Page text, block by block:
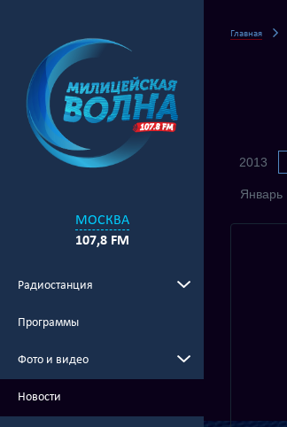
МОСКВА
107,8 FM
Радиостанция
Программы
Фото и видео
Новости
Главная
2013
Январь